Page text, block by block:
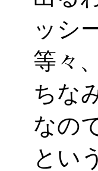
ッシ
等々
ちな
なの
とい